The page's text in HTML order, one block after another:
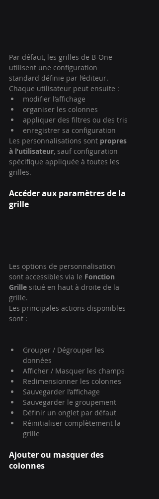
Par défaut, les grilles de B-One
utilisent une configuration
standard définie par l’éditeur.
Chaque utilisateur peut ensuite :
modifier l’affichage
organiser les colonnes
appliquer des filtres ou des tris
enregistrer sa configuration
Les personnalisations sont propres
à l’utilisateur, sauf configuration
spécifique appliquée à toutes les
grilles.
Accéder aux paramètres de la
grille
Les options de personnalisation
sont accessibles via le Fonction
Grille situé en haut à droite de la
grille.
Les principales actions disponibles
sont :
Grouper / Dégrouper les
données
Afficher / Masquer les champs
Redimensionner les colonnes
Sauvegarder l’affichage
Sauvegarder le groupement
Définir un onglet par défaut
Réinitialiser complètement la
grille
Ajouter ou masquer des
colonnes